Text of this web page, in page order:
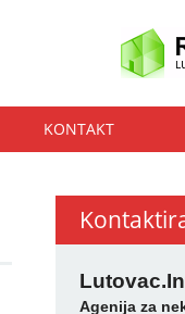
KONTAKT
Agenija za